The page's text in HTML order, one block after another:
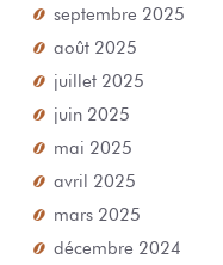
septembre 2025
août 2025
juillet 2025
juin 2025
mai 2025
avril 2025
mars 2025
décembre 2024